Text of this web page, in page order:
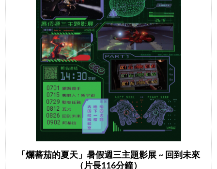
「爛蕃茄的夏天」暑假週三主題影展 ~ 回到未來
（片長116分鐘）